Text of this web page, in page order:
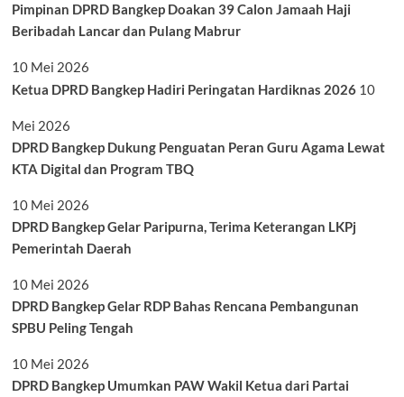
Pimpinan DPRD Bangkep Doakan 39 Calon Jamaah Haji
Beribadah Lancar dan Pulang Mabrur
10 Mei 2026
Ketua DPRD Bangkep Hadiri Peringatan Hardiknas 2026 10
Mei 2026
DPRD Bangkep Dukung Penguatan Peran Guru Agama Lewat
KTA Digital dan Program TBQ
10 Mei 2026
DPRD Bangkep Gelar Paripurna, Terima Keterangan LKPj
Pemerintah Daerah
10 Mei 2026
DPRD Bangkep Gelar RDP Bahas Rencana Pembangunan
SPBU Peling Tengah
10 Mei 2026
DPRD Bangkep Umumkan PAW Wakil Ketua dari Partai